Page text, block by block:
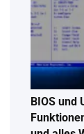
BIOS und